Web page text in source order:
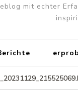
mit echter